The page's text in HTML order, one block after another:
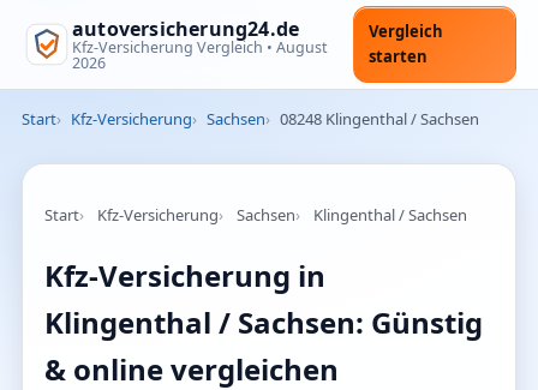
autoversicherung24.de
Kfz-Versicherung Vergleich • August
2026
Vergleich
starten
Start Kfz-Versicherung Sachsen 08248 Klingenthal / Sachsen
Start Kfz-Versicherung Sachsen Klingenthal / Sachsen
Kfz-Versicherung in
Klingenthal / Sachsen: Günstig
& online vergleichen